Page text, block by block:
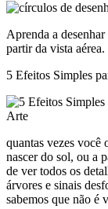
Aprenda a
partir da vista aérea.
5 Efeitos Simples
quantas vezes você
nascer do sol, ou a
de ver todos os
árvores e sinais
sabemos que não é